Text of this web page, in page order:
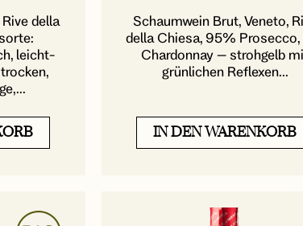
della
leicht-
Schaumwein Brut, Veneto,
della Chiesa, 95%
Chardonnay – strohgelb
grünlichen Reflexen...
IN DEN WARENKORB